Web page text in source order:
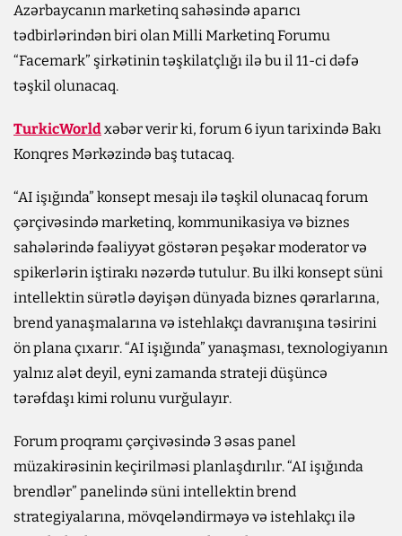
Azərbaycanın marketinq sahəsində aparıcı
tədbirlərindən biri olan Milli Marketinq Forumu
“Facemark” şirkətinin təşkilatçlığı ilə bu il 11-ci dəfə
təşkil olunacaq.
TurkicWorldxəbər verir ki, forum 6 iyun tarixində Bakı
Konqres Mərkəzində baş tutacaq.
“AI işığında” konsept mesajı ilə təşkil olunacaq forum
çərçivəsində marketinq, kommunikasiya və biznes
sahələrində fəaliyyət göstərən peşəkar moderator və
spikerlərin iştirakı nəzərdə tutulur. Bu ilki konsept süni
intellektin sürətlə dəyişən dünyada biznes qərarlarına,
brend yanaşmalarına və istehlakçı davranışına təsirini
ön plana çıxarır. “AI işığında” yanaşması, texnologiyanın
yalnız alət deyil, eyni zamanda strateji düşüncə
tərəfdaşı kimi rolunu vurğulayır.
Forum proqramı çərçivəsində 3 əsas panel
müzakirəsinin keçirilməsi planlaşdırılır. “AI işığında
brendlər” panelində süni intellektin brend
strategiyalarına, mövqeləndirməyə və istehlakçı ilə